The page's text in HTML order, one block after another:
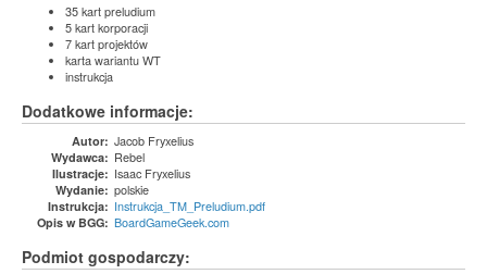
35 kart preludium
5 kart korporacji
7 kart projektów
karta wariantu WT
instrukcja
Dodatkowe informacje:
Autor: Jacob Fryxelius
Wydawca: Rebel
Ilustracje: Isaac Fryxelius
Wydanie: polskie
Instrukcja: Instrukcja_TM_Preludium.pdf
Opis w BGG: BoardGameGeek.com
Podmiot gospodarczy: